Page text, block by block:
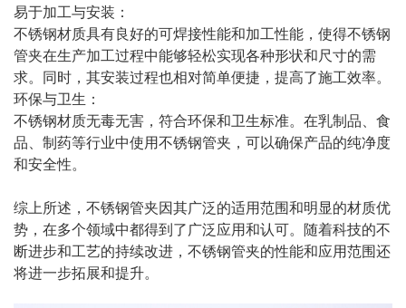
易于加工与安装：
不锈钢材质具有良好的可焊接性能和加工性能，使得不锈钢
管夹在生产加工过程中能够轻松实现各种形状和尺寸的需
求。同时，其安装过程也相对简单便捷，提高了施工效率。
环保与卫生：
不锈钢材质无毒无害，符合环保和卫生标准。在乳制品、食
品、制药等行业中使用不锈钢管夹，可以确保产品的纯净度
和安全性。
综上所述，不锈钢管夹因其广泛的适用范围和明显的材质优
势，在多个领域中都得到了广泛应用和认可。随着科技的不
断进步和工艺的持续改进，不锈钢管夹的性能和应用范围还
将进一步拓展和提升。